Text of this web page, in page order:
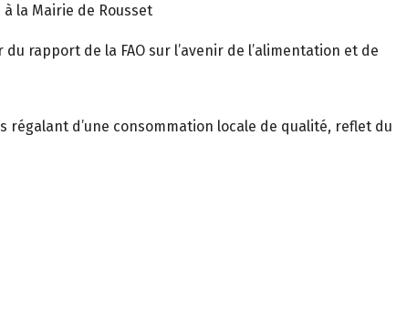
la Mairie de Rousset
rapport de la FAO sur l’avenir de l’alimentation et de
d’une consommation locale de qualité, reflet du